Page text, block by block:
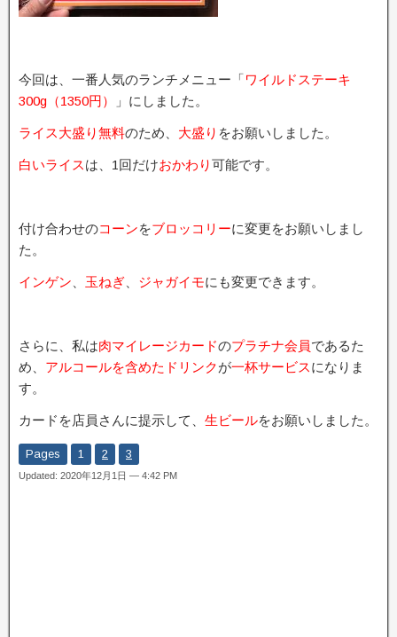
今回は、一番人気のランチメニュー「ワイルドステーキ
300g（1350円）
」にしました。
ライス大盛り無料のため、 大盛り をお願いしました。
白いライスは、1回だけおかわり可能です。
付け合わせのコーンをブロッコリーに変更をお願いしまし
た。
インゲン 玉ねぎ ジャガイモにも変更できます。
さらに、私は肉マイレージカードのプラチナ会員であるた
め、 アルコールを含めたドリンクが一杯サービスになりま
す。
カードを店員さんに提示して、 生ビールをお願いしました。
Pages 1 2 3
Updated: 2020年12月1日 — 4:42 PM